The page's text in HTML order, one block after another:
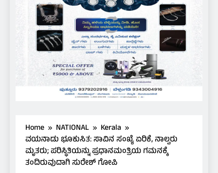
Home NATIONAL
Kerala
ವಯನಾಡು ಭೂಕುಸಿತ: ಸಾವಿನ ಸಂಖ್ಯೆ ಏರಿಕೆ, ನಾಲ್ವರು
ಮೃತರು; ಪರಿಸ್ಥಿತಿಯನ್ನು ಪ್ರಧಾನಮಂತ್ರಿಯ ಗಮನಕ್ಕೆ
ತಂದಿರುವುದಾಗಿ ಸುರೇಶ್ ಗೋಪಿ